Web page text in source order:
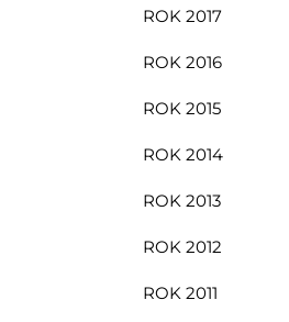
ROK 2017
ROK 2016
ROK 2015
ROK 2014
ROK 2013
ROK 2012
ROK 2011